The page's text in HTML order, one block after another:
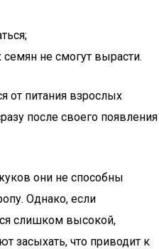
семян не смогут вырасти.
от питания взрослых
после своего появления
они не способны
Однако, если
слишком высокой,
засыхать, что приводит к